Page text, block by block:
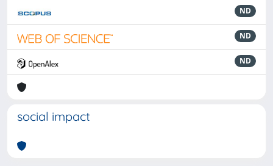
ND
ND
ND
social impact